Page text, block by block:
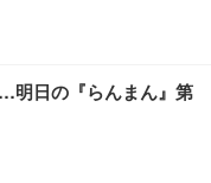
日の『らんまん』第